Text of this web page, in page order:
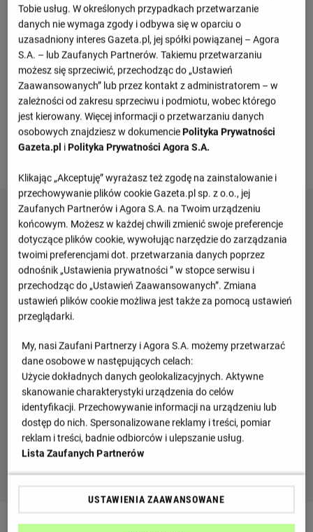
Anderlecht - : - Oostende
Zobacz więcej
Najciekawsze wiadomości
Tobie usług. W określonych przypadkach przetwarzanie
danych nie wymaga zgody i odbywa się w oparciu o
uzasadniony interes Gazeta.pl, jej spółki powiązanej – Agora
S.A. – lub Zaufanych Partnerów. Takiemu przetwarzaniu
możesz się sprzeciwić, przechodząc do „Ustawień
Zaawansowanych” lub przez kontakt z administratorem – w
zależności od zakresu sprzeciwu i podmiotu, wobec którego
jest kierowany. Więcej informacji o przetwarzaniu danych
osobowych znajdziesz w dokumenciePolityka Prywatności
Gazeta.pl iPolityka Prywatności Agora S.A.
Klikając „Akceptuję” wyrażasz też zgodę na zainstalowanie i
przechowywanie plików cookie Gazeta.pl sp. z o.o., jej
Zaufanych Partnerów i Agora S.A. na Twoim urządzeniu
końcowym. Możesz w każdej chwili zmienić swoje preferencje
dotyczące plików cookie, wywołując narzędzie do zarządzania
twoimi preferencjami dot. przetwarzania danych poprzez
odnośnik „Ustawienia prywatności ” w stopce serwisu i
przechodząc do „Ustawień Zaawansowanych”. Zmiana
ustawień plików cookie możliwa jest także za pomocą ustawień
przeglądarki.
My, nasi Zaufani Partnerzy i Agora S.A. możemy przetwarzać
dane osobowe w następujących celach:
Użycie dokładnych danych geolokalizacyjnych. Aktywne
skanowanie charakterystyki urządzenia do celów
identyfikacji. Przechowywanie informacji na urządzeniu lub
dostęp do nich. Spersonalizowane reklamy i treści, pomiar
reklam i treści, badnie odbiorców i ulepszanie usług.
Lista Zaufanych Partnerów
USTAWIENIA ZAAWANSOWANE